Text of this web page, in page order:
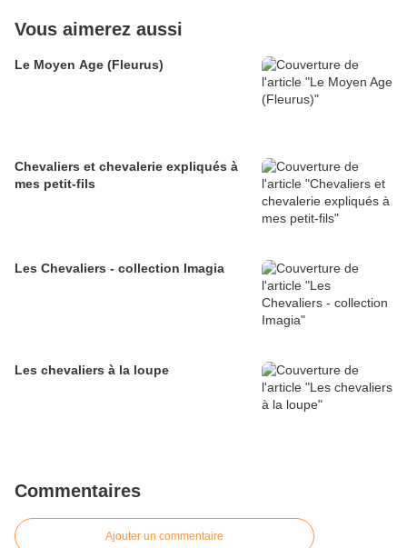
Vous aimerez aussi
Le Moyen Age (Fleurus)
Chevaliers et chevalerie expliqués à
mes petit-fils
Les Chevaliers - collection Imagia
Les chevaliers à la loupe
Commentaires
Ajouter un commentaire